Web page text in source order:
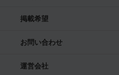
掲載希望
お問い合わせ
運営会社